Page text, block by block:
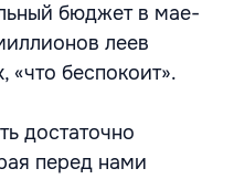
бюджет в мае-
леев
«что беспокоит».
достаточно
перед нами